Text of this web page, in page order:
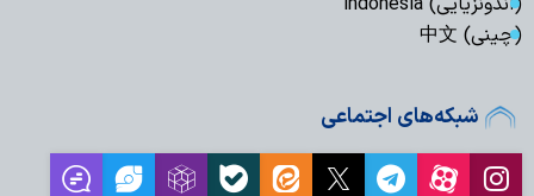
(چینی) 中文
شبکه‌های اجتماعی